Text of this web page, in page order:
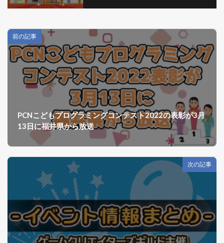
前の記事
PCNこどもプログラミングコンテスト2022の表彰が3月
13日に福井県から放送
次の記事